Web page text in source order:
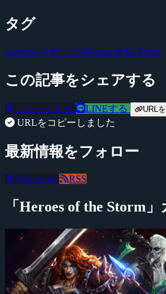
タグ
esports(eスポーツ) Heroes of the Storm
この記事をシェアする
ツイートする LINEする URL
URLをコピーしました
最新情報をフォロー
@negitaku RSS
「Heroes of the Storm